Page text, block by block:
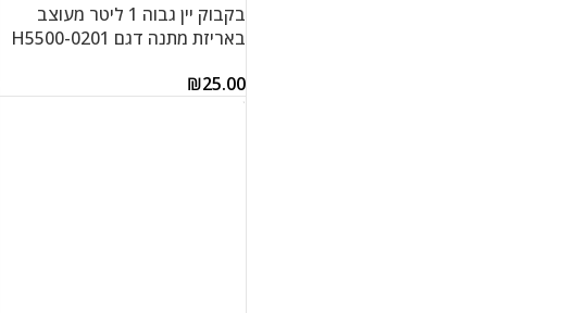
בקבוק יין גבוה 1 ליטר מעוצב
באריזת מתנה דגם H5500-0201
₪25.00
הוספה לסל